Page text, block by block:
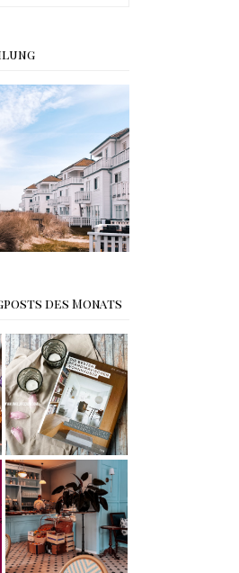
des Monats
Buchtipps - Die
besten
Skandinavische
n Wohnhäuser |
The Nina
Edition
Berlin | Café
L’Berg –
Französischer
Charme mitten
in Berlin-
Wilmersdorf